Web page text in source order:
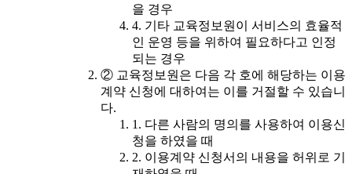
을 경우
4. 기타 교육정보원이 서비스의 효율적
인 운영 등을 위하여 필요하다고 인정
되는 경우
② 교육정보원은 다음 각 호에 해당하는 이용
계약 신청에 대하여는 이를 거절할 수 있습니
다.
1. 다른 사람의 명의를 사용하여 이용신
청을 하였을 때
2. 이용계약 신청서의 내용을 허위로 기